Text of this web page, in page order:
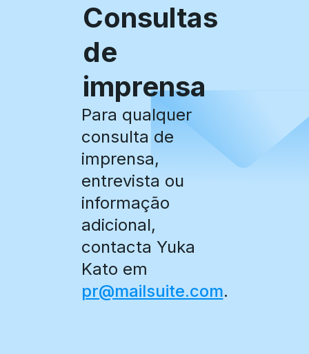
Consultas
de
imprensa
Para qualquer
consulta de
imprensa,
entrevista ou
informação
adicional,
contacta Yuka
Kato em
pr@mailsuite.com.